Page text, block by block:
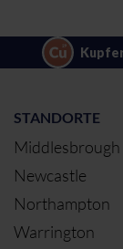
STANDORTE
Middlesbrough
Newcastle
Northampton
Warrington